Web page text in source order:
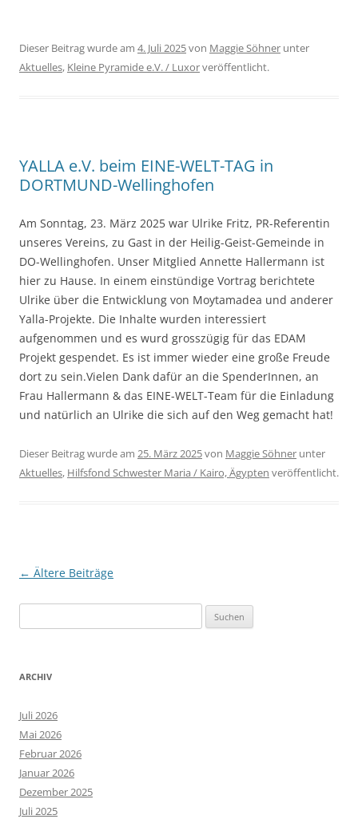
Dieser Beitrag wurde am 4. Juli 2025von Maggie Söhner unter
Aktuelles, Kleine Pyramide e.V. / Luxorveröffentlicht.
YALLA e.V. beim EINE-WELT-TAG in
DORTMUND-Wellinghofen
Am Sonntag, 23. März 2025 war Ulrike Fritz, PR-Referentin
unseres Vereins, zu Gast in der Heilig-Geist-Gemeinde in
DO-Wellinghofen. Unser Mitglied Annette Hallermann ist
hier zu Hause. In einem einstündige Vortrag berichtete
Ulrike über die Entwicklung von Moytamadea und anderer
Yalla-Projekte. Die Inhalte wurden interessiert
aufgenommen und es wurd grosszügig für das EDAM
Projekt gespendet. Es ist immer wieder eine große Freude
dort zu sein.Vielen Dank dafür an die SpenderInnen, an
Frau Hallermann & das EINE-WELT-Team für die Einladung
und natürlich an Ulrike die sich auf den Weg gemacht hat!
Dieser Beitrag wurde am 25. März 2025von Maggie Söhner unter
Aktuelles, Hilfsfond Schwester Maria / Kairo, Ägypten veröffentlicht.
Beitragsnavigation
← Ältere Beiträge
nach:
ARCHIV
Juli 2026
Mai 2026
Februar 2026
Januar 2026
Dezember 2025
Juli 2025